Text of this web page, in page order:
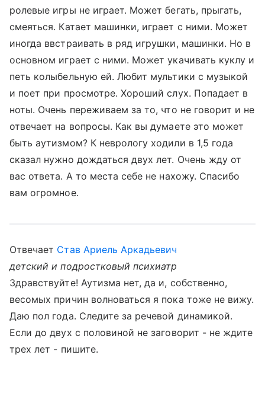
ролевые игры не играет. Может бегать, прыгать,
смеяться. Катает машинки, играет с ними. Может
иногда ввстраивать в ряд игрушки, машинки. Но в
основном играет с ними. Может укачивать куклу и
петь колыбельную ей. Любит мультики с музыкой
и поет при просмотре. Хороший слух. Попадает в
ноты. Очень переживаем за то, что не говорит и не
отвечает на вопросы. Как вы думаете это может
быть аутизмом? К неврологу ходили в 1,5 года
сказал нужно дождаться двух лет. Очень жду от
вас ответа. А то места себе не нахожу. Спасибо
вам огромное.
Отвечает Став Ариель Аркадьевич
детский и подростковый психиатр
Здравствуйте! Аутизма нет, да и, собственно,
весомых причин волноваться я пока тоже не вижу.
Даю пол года. Следите за речевой динамикой.
Если до двух с половиной не заговорит - не ждите
трех лет - пишите.